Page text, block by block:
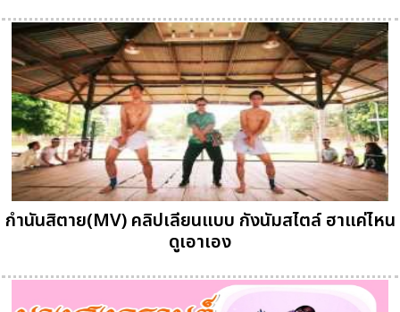
กำนันสิตาย(MV) คลิปเลียนแบบ กังนัมสไตล์ ฮาแค่ไหน
ดูเอาเอง